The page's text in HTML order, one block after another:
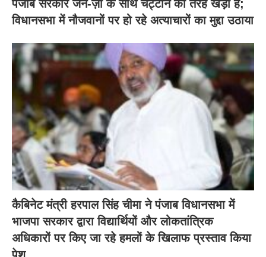
पजाब सरकार जेन-ज़ी के साथ चट्टान की तरह खड़ी है;
विधानसभा में नौजवानों पर हो रहे अत्याचारों का मुद्दा उठाया
कैबिनेट मंत्री हरपाल सिंह चीमा ने पंजाब विधानसभा में
भाजपा सरकार द्वारा विद्यार्थियों और लोकतांत्रिक
अधिकारों पर किए जा रहे हमलों के खिलाफ प्रस्ताव किया